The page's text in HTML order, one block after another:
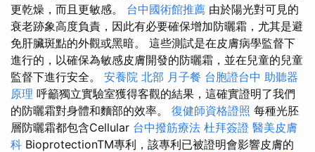
更乾燥，而且更敏感。 台中國術館推薦 由於陽光對可見的
衰老跡象高度負責，因此有必要確保增加防曬霜，尤其是避
免肝臟斑點的外觀或黑暗。 這些測試是在皮膚病學監督下
進行的，以確保為敏感皮膚開發的防曬霜，並在兒童的兒童
監督下進行安全。 安養院 北部 月子餐 台胞證台中 助聽器
原理 呼籲獨立實驗室獲得客觀的結果，這確實證明了我們
的防曬霜對身體和麵部的效率。 復健師資格證照 每種光胚
層防曬霜都包含Cellular 台中撥筋療法 杜拜簽證 醫美皮膚
科 BioprotectionTM專利，該專利已被證明會影響皮膚的